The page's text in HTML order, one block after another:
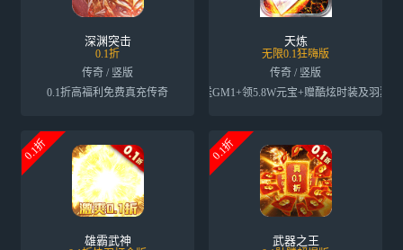
深渊突击
0.1折
传奇 / 竖版
0.1折高福利免费真充传奇
天炼
无限0.1狂嗨版
传奇 / 竖版
送GM1+领5.8W元宝+赠酷炫时装及羽翼
0.1折
雄霸武神
0.1折
武器之王